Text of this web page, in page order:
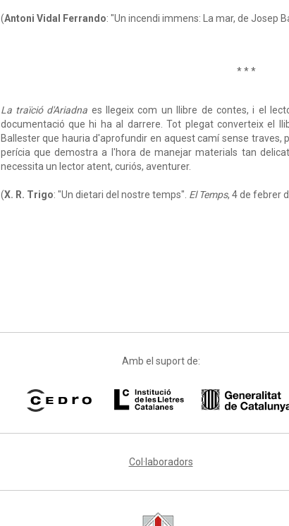
(Antoni Vidal Ferrando: "Un incendi immens: La mar, de Josep
* * *
La traïció d'Ariadna es llegeix com un llibre de contes, i el
documentació que hi ha al darrere. Tot plegat converteix el
Ballester que hauria d'aprofundir en aquest camí sense traves,
perícia que demostra a l'hora de manejar materials tan
necessita un lector atent, curiós, aventurer.
(X. R. Trigo: "Un dietari del nostre temps". El Temps, 4 de febrer
Amb el suport de:
Col·laboradors